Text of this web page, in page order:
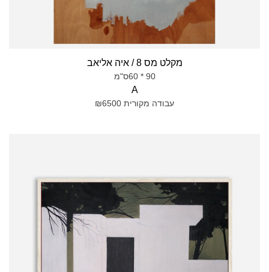
מקלט מס 8 / איה אליאב
90 * 60ס"מ
A
עבודה מקורית ₪6500